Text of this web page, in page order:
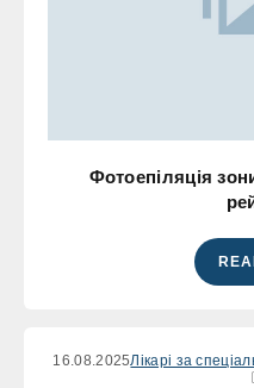
Фотоепіляція
16.08.2025Лікарі за